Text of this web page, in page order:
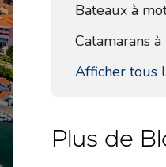
Bateaux à
Catamarans
Afficher tous
Plus de